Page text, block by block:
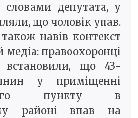
словами депутата, у
що чоловік упав.
навів контекст
медіа: правоохоронці
встановили, що 43-
у приміщенні
пункту в
районі впав на